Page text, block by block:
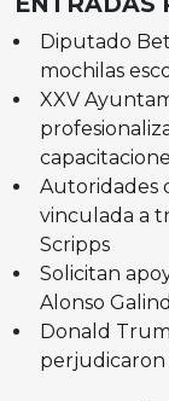
Diputado
mochilas
XXV
Autoridades
vinculada a
Scripps
Solicitan
Alonso
Donald
perjudicaron